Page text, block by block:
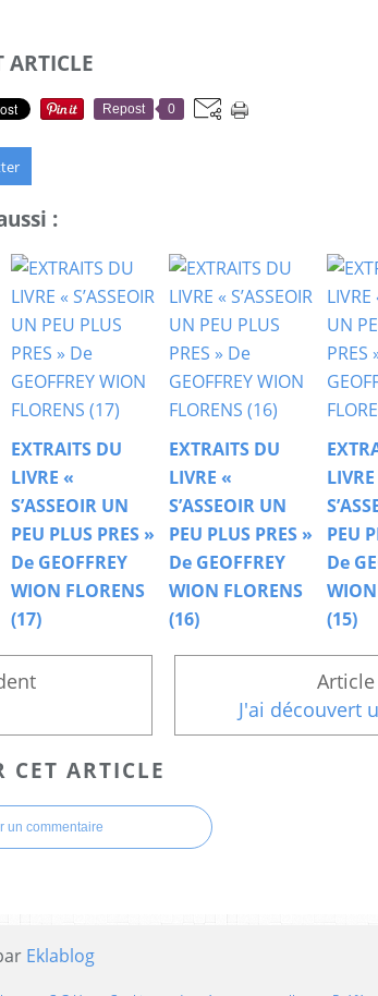
ARTICLE
Repost 0
:
EXTRAITS DU
LIVRE «
S’ASSEOIR UN
PEU PLUS PRES »
De GEOFFREY
WION FLORENS
(17)
EXTRAITS DU
LIVRE «
S’ASSEOIR UN
PEU PLUS PRES »
De GEOFFREY
WION FLORENS
(16)
PEU
De
(15)
J'ai découvert
CET ARTICLE
un commentaire
Eklablog